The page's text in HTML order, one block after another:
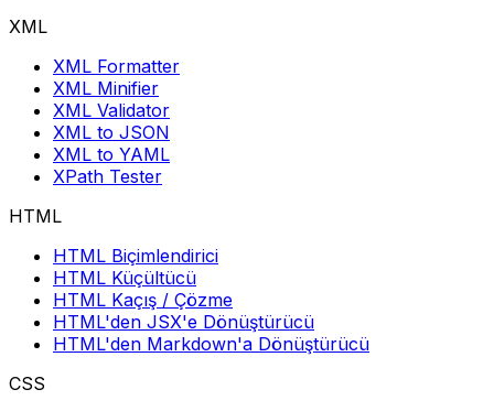
XML
XML Formatter
XML Minifier
XML Validator
XML to JSON
XML to YAML
XPath Tester
HTML
HTML Biçimlendirici
HTML Küçültücü
HTML Kaçış / Çözme
HTML'den JSX'e Dönüştürücü
HTML'den Markdown'a Dönüştürücü
CSS